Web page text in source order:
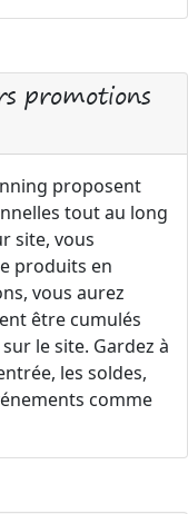
promotions
proposent
tout au long
site, vous
produits en
vous aurez
être cumulés
le site. Gardez à
les soldes,
comme